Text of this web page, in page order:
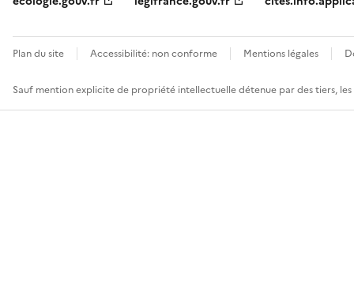
Plan du site Accessibilité: non conforme Mentions légales
Sauf mention explicite de propriété intellectuelle détenue par des tiers,